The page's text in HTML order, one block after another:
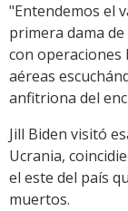
"Entendemos el
primera dama
con operaciones
aéreas
anfitriona del
Jill Biden visitó
Ucrania,
el este del país
muertos.